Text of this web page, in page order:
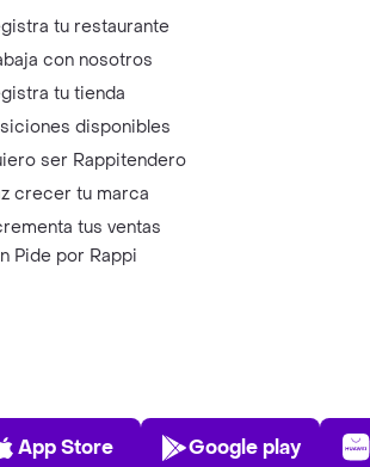
tu restaurante
con nosotros
tu tienda
disponibles
ser Rappitendero
crecer tu marca
tus ventas
Pide por Rappi
App Store
App Store
Play Store
Google play